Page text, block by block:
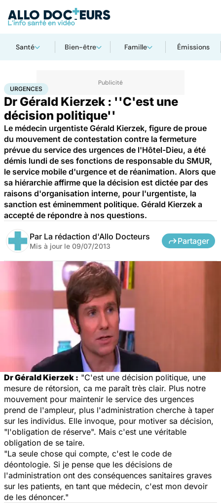
Santé Bien-être Famille Émissions
AccueilSanté Urgences
URGENCES
Dr Gérald Kierzek : ''C'est une
décision politique''
Le médecin urgentiste Gérald Kierzek, figure de proue
du mouvement de contestation contre la fermeture
prévue du service des urgences de l'Hôtel-Dieu, a été
démis lundi de ses fonctions de responsable du SMUR,
le service mobile d'urgence et de réanimation. Alors que
sa hiérarchie affirme que la décision est dictée par des
raisons d'organisation interne, pour l'urgentiste, la
sanction est éminemment politique. Gérald Kierzek a
accepté de répondre à nos questions.
Par La rédaction d'Allo Docteurs
Mis à jour le 09/07/2013
Partager
Dr Gérald Kierzek : "C'est une décision politique, une
mesure de rétorsion, ca me paraît très clair. Plus notre
mouvement pour maintenir le service des urgences
prend de l'ampleur, plus l'administration cherche à taper
sur les individus. Elle invoque, pour motiver sa décision,
"l'obligation de réserve". Mais c'est une véritable
obligation de se taire.
"La seule chose qui compte, c'est le code de
déontologie. Si je pense que les décisions de
l'administration ont des conséquences sanitaires graves
sur les patients, en tant que médecin, c'est mon devoir
de les dénoncer."